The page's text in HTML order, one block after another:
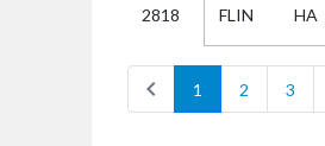
2818 FLIN HA
chevron_left 1 2 3